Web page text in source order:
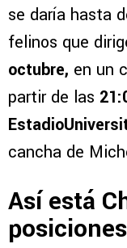
se daría hasta
felinos que
octubre, en un
partir de las
cancha de
Así está
posiciones